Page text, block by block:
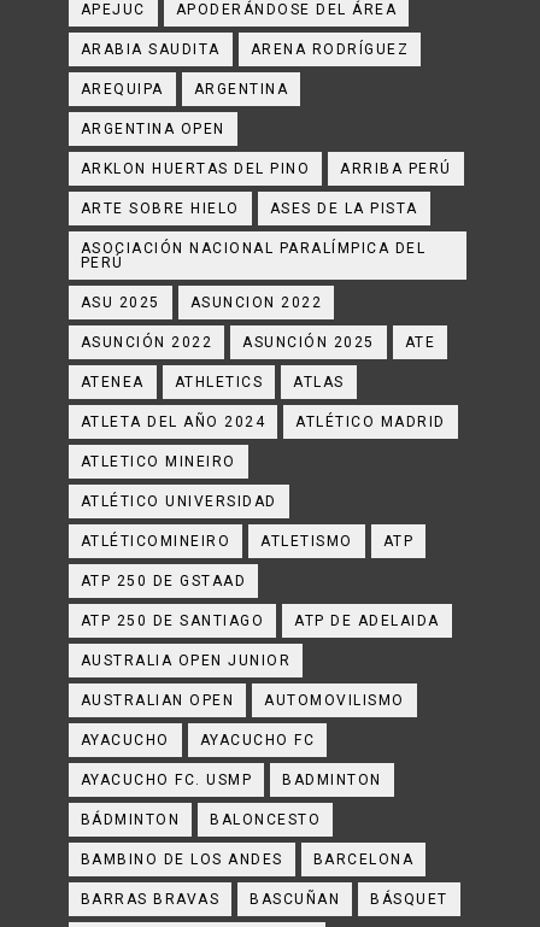
APEJUC APODERÁNDOSE DEL ÁREA
ARABIA SAUDITA ARENA RODRÍGUEZ
AREQUIPA ARGENTINA
ARGENTINA OPEN
ARKLON HUERTAS DEL PINO ARRIBA PERÚ
ARTE SOBRE HIELO ASES DE LA PISTA
ASOCIACIÓN NACIONAL PARALÍMPICA DEL
PERÚ
ASU 2025 ASUNCION 2022
ASUNCIÓN 2022 ASUNCIÓN 2025 ATE
ATENEA ATHLETICS ATLAS
ATLETA DEL AÑO 2024 ATLÉTICO MADRID
ATLETICO MINEIRO
ATLÉTICO UNIVERSIDAD
ATLÉTICOMINEIRO ATLETISMO ATP
ATP 250 DE GSTAAD
ATP 250 DE SANTIAGO ATP DE ADELAIDA
AUSTRALIA OPEN JUNIOR
AUSTRALIAN OPEN AUTOMOVILISMO
AYACUCHO AYACUCHO FC
AYACUCHO FC. USMP BADMINTON
BÁDMINTON BALONCESTO
BAMBINO DE LOS ANDES BARCELONA
BARRAS BRAVAS BASCUÑAN BÁSQUET